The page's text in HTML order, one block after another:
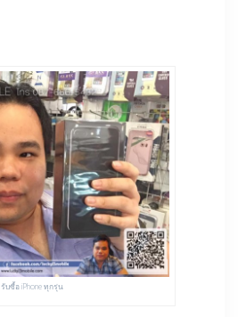
รับซื้อ iPhone ทุกรุ่น